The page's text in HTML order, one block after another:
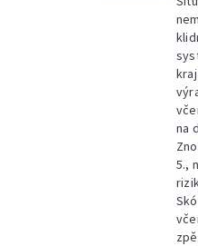
na
5.,